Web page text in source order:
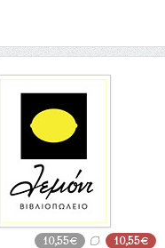
10,55€ 10,55€